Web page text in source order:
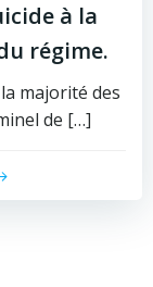
à la
régime.
majorité des
de […]